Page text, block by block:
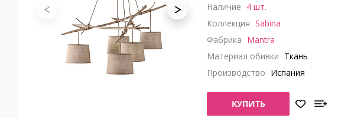
Наличие 4 шт.
Коллекция Sabina
Фабрика Mantra
Материал обивки Ткань
Производство Испания
КУПИТЬ